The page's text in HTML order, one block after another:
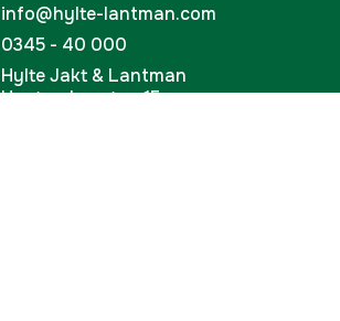
Tillverkarens artikelnummer
EAN
info@hylte-lantman.com
0345 - 40 000
Hylte Jakt & Lantman
Hantverksgatan 15